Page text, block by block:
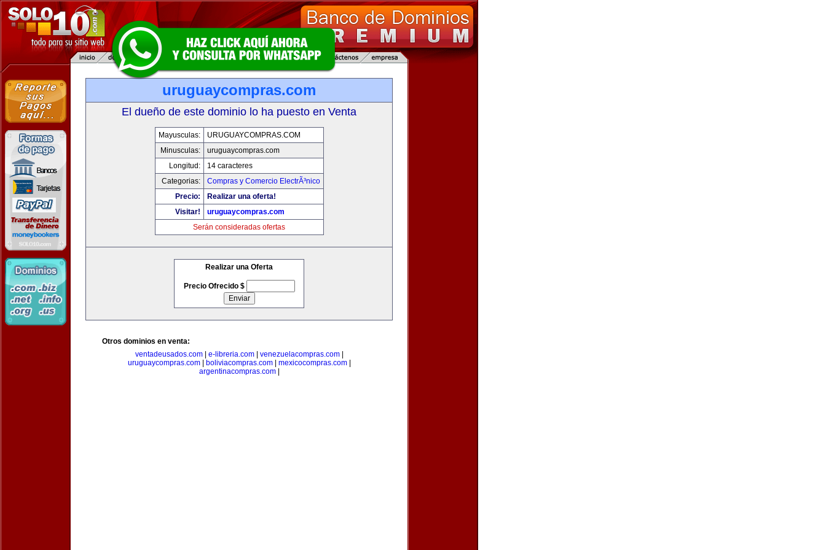
uruguaycompras.com
El dueño de este dominio lo ha puesto en Venta
Mayusculas:
URUGUAYCOMPRAS.COM
Minusculas:
uruguaycompras.com
Longitud:
14 caracteres
Categorias:
Compras y Comercio ElectrÃ³nico
Precio:
Realizar una oferta!
Visitar!
uruguaycompras.com
Serán consideradas ofertas
Realizar una Oferta
Precio Ofrecido $
Otros dominios en venta:
ventadeusados.com| e-libreria.com| venezuelacompras.com|
uruguaycompras.com| boliviacompras.com| mexicocompras.com|
argentinacompras.com|